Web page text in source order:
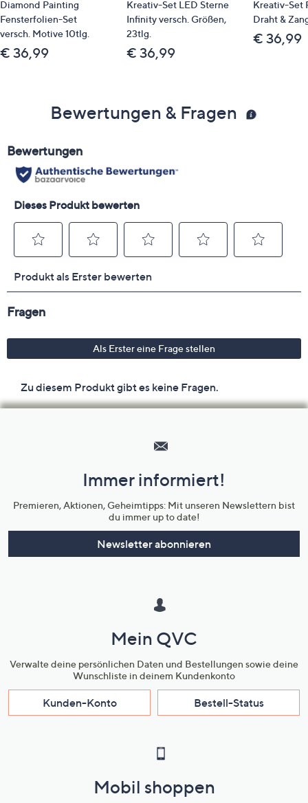
Diamond Painting
Fensterfolien-Set
versch. Motive 10tlg.
€ 36,99
Kreativ-Set LED Sterne
Infinity versch. Größen,
23tlg.
€ 36,99
Kreativ-Set
Draht &
€ 36,99
Bewertungen & Fragen
Unternehmensinformationen
Immer informiert!
Premieren, Aktionen, Geheimtipps: Mit unseren Newslettern bist
du immer up to date!
Newsletter abonnieren
Mein QVC
Verwalte deine persönlichen Daten und Bestellungen sowie deine
Wunschliste in deinem Kundenkonto
Kunden-Konto Bestell-Status
Mobil shoppen